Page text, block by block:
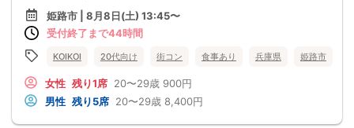
姫路市 | 8月8日(土) 13:45〜
受付終了まで44時間
KOIKOI 20代向け 街コン 食事あり 兵庫県 姫路市
女性 残り1席 20〜29歳 900円
男性 残り5席 20〜29歳 8,400円